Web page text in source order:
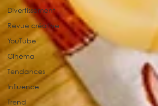
Divertissement
Revue créative
YouTube
Cinéma
Tendances
Influence
Trend